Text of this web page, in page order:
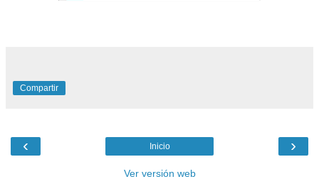
Compartir
‹ ›
Inicio
Ver versión web